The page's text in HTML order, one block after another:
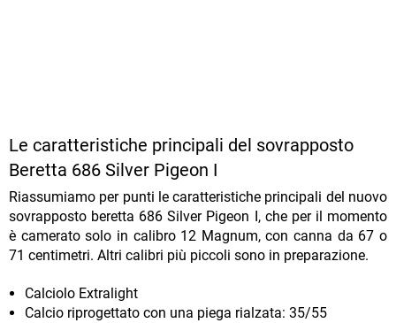
Le caratteristiche principali del sovrapposto
Beretta 686 Silver Pigeon I
Riassumiamo per punti le caratteristiche principali del nuovo
sovrapposto beretta 686 Silver Pigeon I, che per il momento
è camerato solo in calibro 12 Magnum, con canna da 67 o
71 centimetri. Altri calibri più piccoli sono in preparazione.
Calciolo Extralight
Calcio riprogettato con una piega rialzata: 35/55